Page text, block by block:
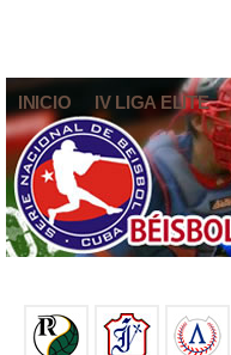
INICIO IV LIGA ELITE